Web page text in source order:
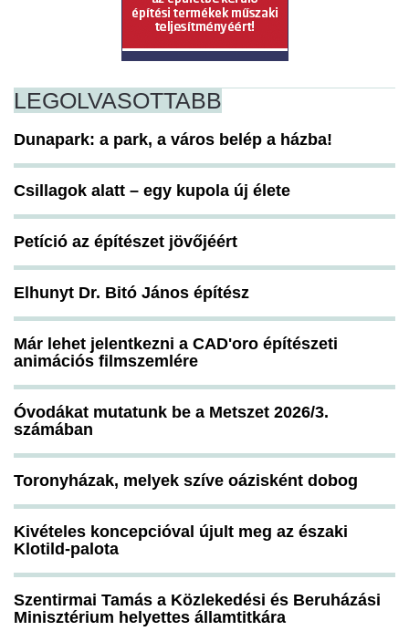
LEGOLVASOTTABB
Dunapark: a park, a város belép a házba!
Csillagok alatt – egy kupola új élete
Petíció az építészet jövőjéért
Elhunyt Dr. Bitó János építész
Már lehet jelentkezni a CAD'oro építészeti
animációs filmszemlére
Óvodákat mutatunk be a Metszet 2026/3.
számában
Toronyházak, melyek szíve oázisként dobog
Kivételes koncepcióval újult meg az északi
Klotild-palota
Szentirmai Tamás a Közlekedési és Beruházási
Minisztérium helyettes államtitkára